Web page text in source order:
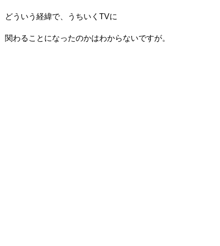
どういう経緯で、うちいくTVに
関わることになったのかはわからないですが。